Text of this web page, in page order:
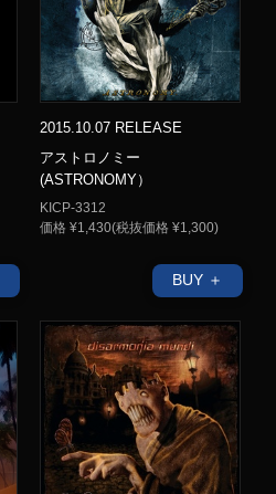
2015.10.07 RELEASE
アストロノミー
(ASTRONOMY）
KICP-3312
価格 ¥1,430(税抜価格 ¥1,300)
BUY ＋